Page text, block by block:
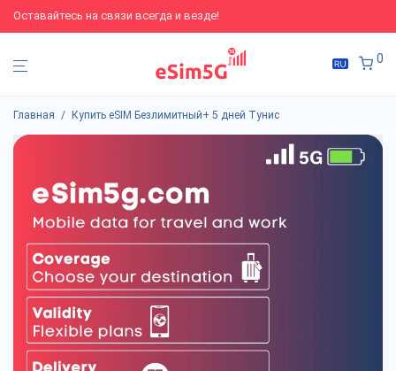
Оставайтесь на связи всегда и везде!
0
Главная / Купить eSIM Безлимитный+ 5 дней Тунис